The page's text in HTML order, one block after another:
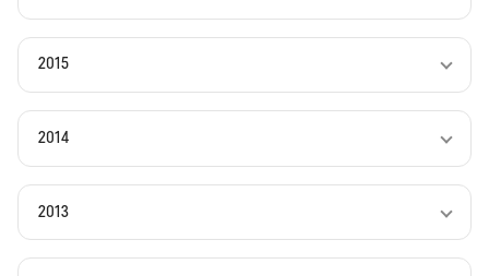
2015
2014
2013